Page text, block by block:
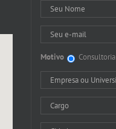
Motivo Consultoria